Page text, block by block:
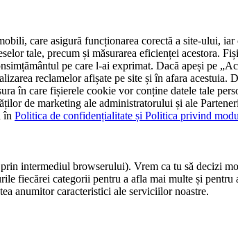
care asigură funcționarea corectă a site-ului, iar
tale, precum și măsurarea eficienței acestora.
pe care l-ai exprimat. Dacă apeși pe
reclamelor afișate pe site și în afara acestuia.
în care fișierele cookie vor conține datele tale
de marketing ale administratorului și ale
în Politica de confidențialitate și Politica privind
intermediul browserului). Vrem ca tu să decizi
fiecărei categorii pentru a afla mai multe și pentru
anumitor caracteristici ale serviciilor noastre.